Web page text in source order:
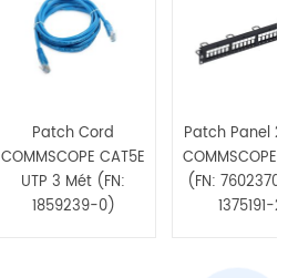
Patch Cord
COMMSCOPE CAT5E
UTP 3 Mét (FN:
1859239-0)
Patch Panel
COMMSCOPE
(FN:
1375191-